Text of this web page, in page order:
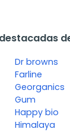
Dr browns
Farline
Georganics
Gum
Happy bio
Himalaya